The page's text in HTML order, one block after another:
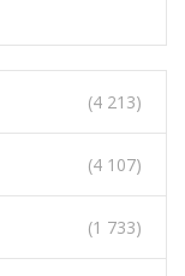
(4 213)
(4 107)
(1 733)